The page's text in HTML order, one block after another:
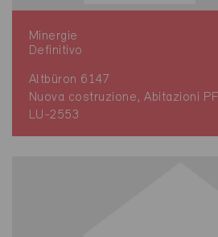
Minergie
Definitivo
Altbüron 6147
Nuova costruzione, Abitazioni PF
LU-2553